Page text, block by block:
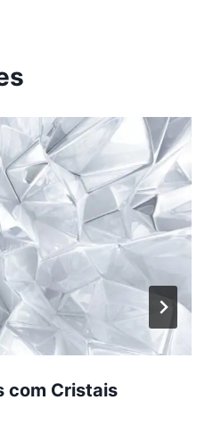
com Cristais